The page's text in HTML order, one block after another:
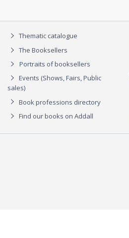
Thematic catalogue
The Booksellers
Portraits of booksellers
Events (Shows, Fairs, Public
sales)
Book professions directory
Find our books on Addall